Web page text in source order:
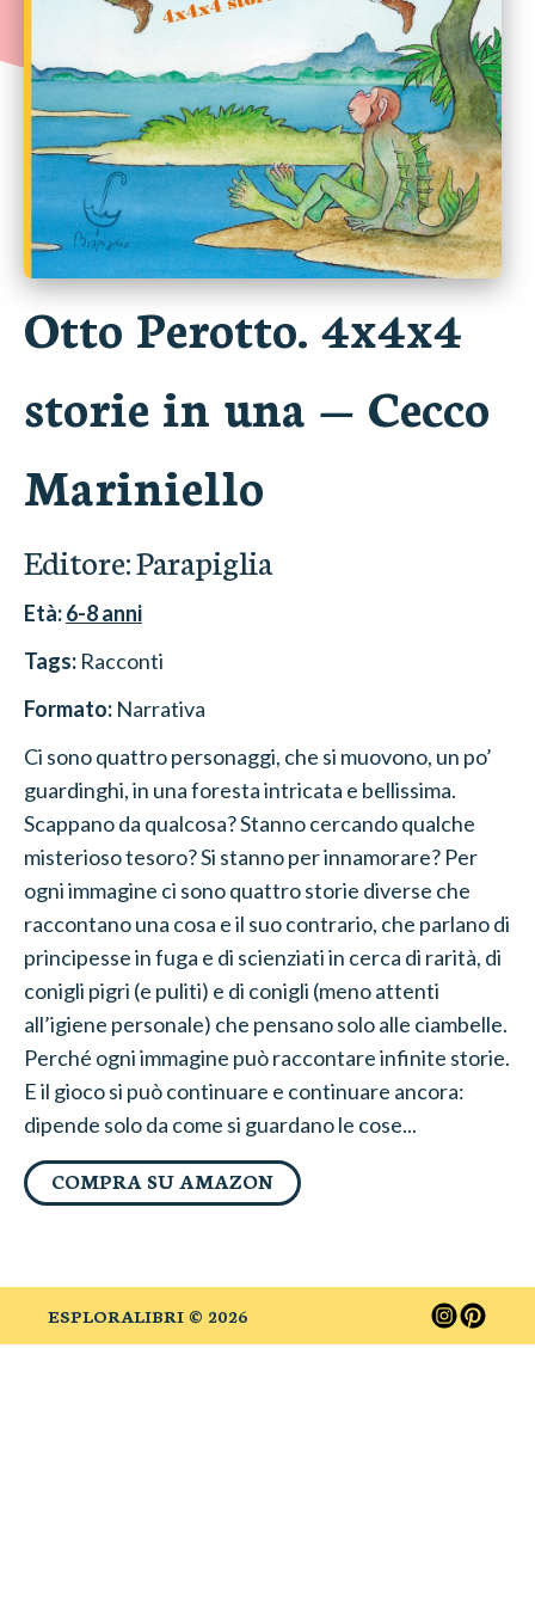
Otto Perotto. 4x4x4
storie in una — Cecco
Mariniello
Editore:Parapiglia
Età:6-8anni
Tags: Racconti
Formato: Narrativa
Ci sono quattro personaggi, che si muovono, un po’
guardinghi, in una foresta intricata e bellissima.
Scappano da qualcosa? Stanno cercando qualche
misterioso tesoro? Si stanno per innamorare? Per
ogni immagine ci sono quattro storie diverse che
raccontano una cosa e il suo contrario, che parlano di
principesse in fuga e di scienziati in cerca di rarità, di
conigli pigri (e puliti) e di conigli (meno attenti
all’igiene personale) che pensano solo alle ciambelle.
Perché ogni immagine può raccontare infinite storie.
E il gioco si può continuare e continuare ancora:
dipende solo da come si guardano le cose...
COMPRA SU AMAZON
ESPLORALIBRI © 2026